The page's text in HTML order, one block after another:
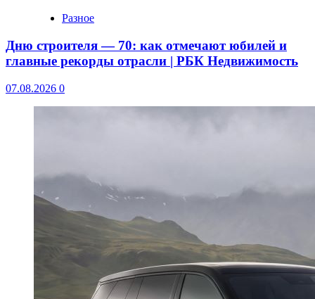
Разное
Дню строителя — 70: как отмечают юбилей и
главные рекорды отрасли | РБК Недвижимость
07.08.2026 0